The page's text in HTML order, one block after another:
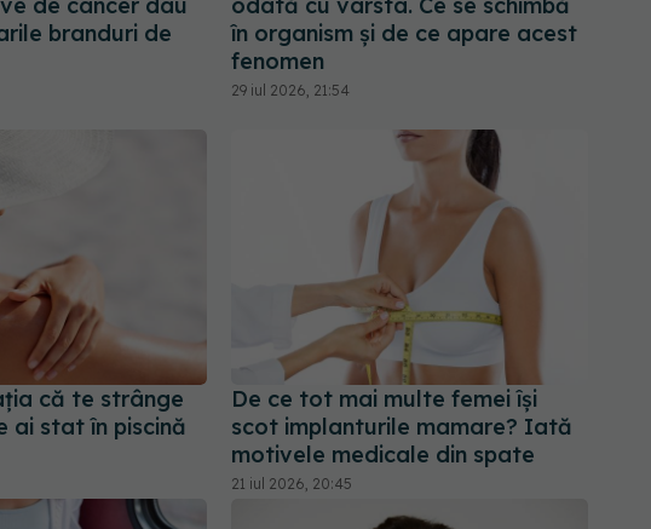
branduri de
în organism și de ce apare acest
fenomen
29 iul 2026, 21:54
că te strânge
ai stat în piscină
De ce tot mai multe femei își
scot implanturile mamare? Iată
motivele medicale din spate
21 iul 2026, 20:45